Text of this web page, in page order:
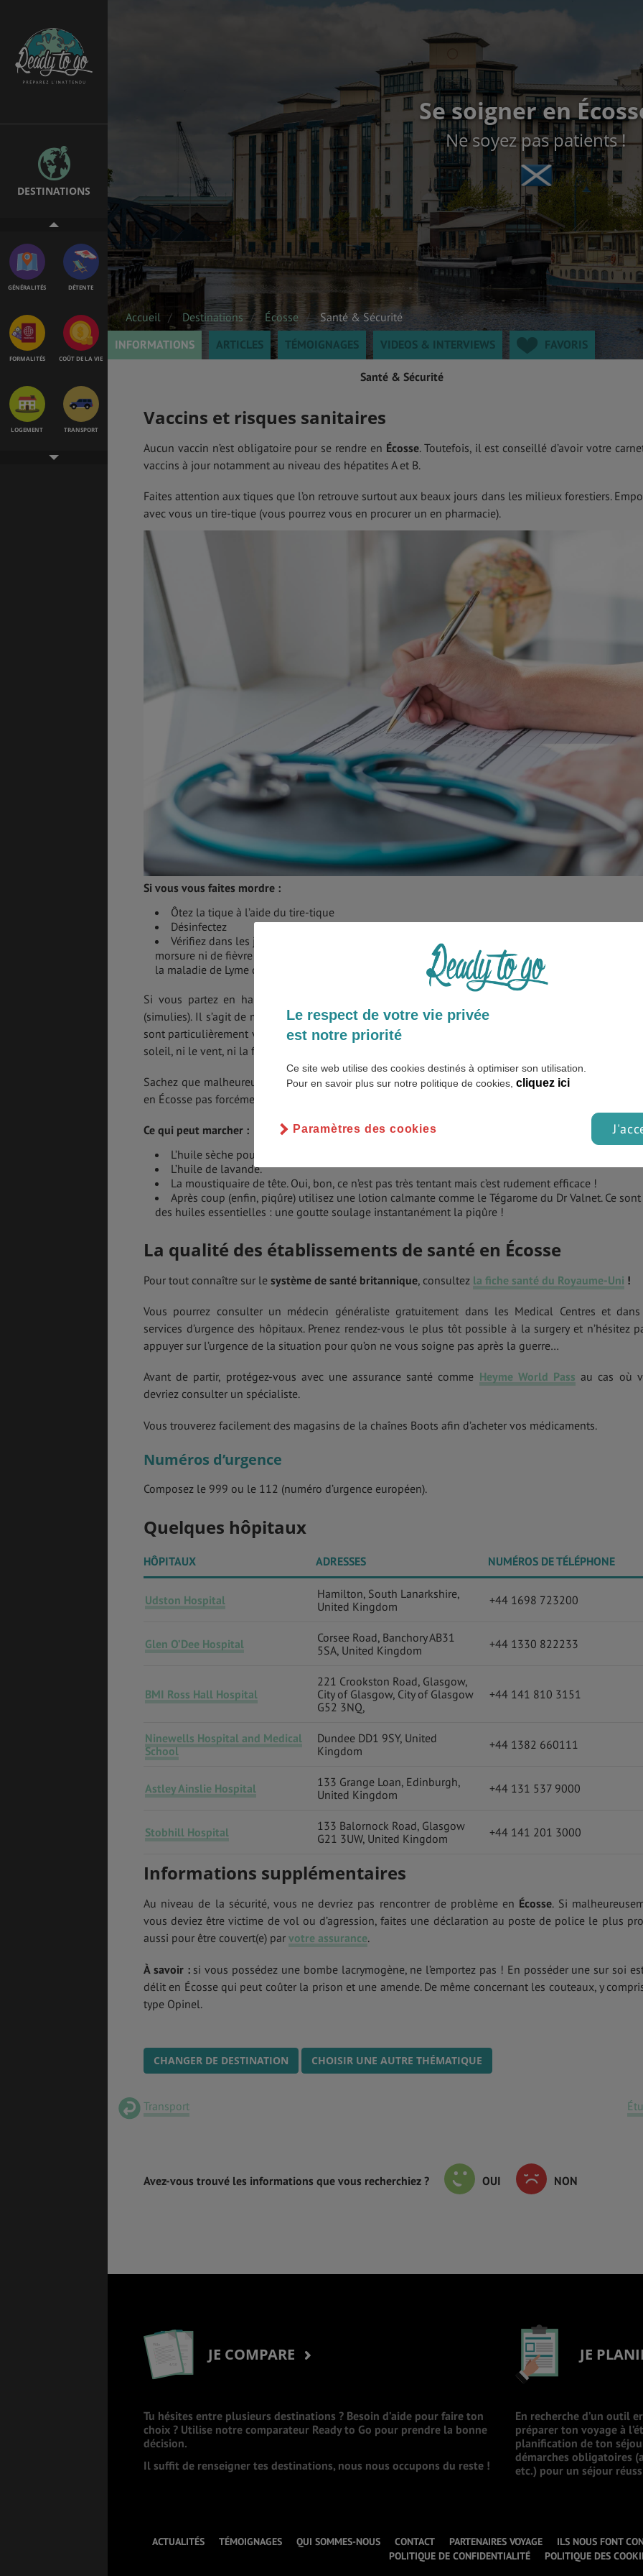
DESTINATIONS
EMPLOIS &
STAGES
BONS PLANS
GÉNÉRALITÉS DÉTENTE
FORMALITÉS COÛT DE LA VIE
LOGEMENT TRANSPORT
Se soigner en
Ne soyez pas patients !
Accueil Destinations Écosse
Santé & Sécurité
INFORMATIONS
ARTICLES TÉMOIGNAGES VIDEOS & INTERVIEWS FAVORIS
Santé & Sécurité
Vaccins et risques sanitaires
Aucun vaccin n’est obligatoire pour se rendre en Écosse. Toutefois, il est conseillé d’avoir votre
vaccins à jour notamment au niveau des hépatites A et B.
Faites attention aux tiques que l’on retrouve surtout aux beaux jours dans les milieux forestiers.
avec vous un tire-tique (vous pourrez vous en procurer un en pharmacie).
Si vous vous faites mordre :
Ôtez la tique à l’aide du tire-tique
Désinfectez
Vérifiez dans les jours qui suivent qu’il n’y ait pas d’apparition d’une auréole rose autour de la
morsure ni de fièvre sans quoi il vous faudra immédiatement consulter un médecin. La tique
la maladie de Lyme qui est une maladie très grave.
Si vous partez en haute saison, c’est-à-dire entre juin et septembre, faites très attention au
(simulies). Il s’agit de moucherons qui piquent à la manière de moustiques. Ils attaquent en
sont particulièrement voraces à l’aube et au crépuscule. Sachez qu’ils n’aiment ni le froid, ni les rayons
soleil, ni le vent, ni la fumée. Vous aurez plus de risques d’en croiser près des lochs.
Sachez que malheureusement les lotions vendues en France ne vous protégeront pas et celles
en Écosse pas forcément plus.
Ce qui peut marcher :
L’huile sèche pour le corps Skin so Soft d’Avon qui limite les piqûres.L’huile de lavande.
L’huile de lavande.
La moustiquaire de tête. Oui, bon, ce n’est pas très tentant mais c’est rudement efficace !
Après coup (enfin, piqûre) utilisez une lotion calmante comme le Tégarome du Dr Valnet. Ce sont
des huiles essentielles : une goutte soulage instantanément la piqûre !
La qualité des établissements de santé en Écosse
Pour tout connaître sur le système de santé britannique, consultez la fiche santé du Royaume-Uni !
Vous pourrez consulter un médecin généraliste gratuitement dans les Medical Centres et
services d’urgence des hôpitaux. Prenez rendez-vous le plus tôt possible à la surgery et n’hésitez
appuyer sur l’urgence de la situation pour qu’on ne vous soigne pas après la guerre…
Avant de partir, protégez-vous avec une assurance santé comme Heyme World Pass au cas où
devriez consulter un spécialiste.
Vous trouverez facilement des magasins de la chaînes Boots afin d’acheter vos médicaments.
Numéros d’urgence
Composez le 999 ou le 112 (numéro d’urgence européen).
Quelques hôpitaux
HÔPITAUX ADRESSES NUMÉROS DE TÉLÉPHONE
Udston Hospital
Hamilton, South Lanarkshire,
United Kingdom
+44 1698 723200
Glen O’Dee Hospital
Corsee Road, Banchory AB31
5SA, United Kingdom
+44 1330 822233
BMI Ross Hall Hospital
221 Crookston Road, Glasgow,
City of Glasgow, City of Glasgow
G52 3NQ,
+44 141 810 3151
Ninewells Hospital and Medical
School
Dundee DD1 9SY, United
Kingdom
+44 1382 660111
Astley Ainslie Hospital
133 Grange Loan, Edinburgh,
United Kingdom
+44 131 537 9000
Stobhill Hospital
133 Balornock Road, Glasgow
G21 3UW, United Kingdom
+44 141 201 3000
Informations supplémentaires
Au niveau de la sécurité, vous ne devriez pas rencontrer de problème en Écosse. Si
vous deviez être victime de vol ou d’agression, faites une déclaration au poste de police le plus
aussi pour être couvert(e) par votre assurance.
À savoir :si vous possédez une bombe lacrymogène, ne l’emportez pas ! En posséder une sur soi
délit en Écosse qui peut coûter la prison et une amende. De même concernant les couteaux, y
type Opinel.
CHANGER DE DESTINATION CHOISIR UNE AUTRE THÉMATIQUE
Transport
Avez-vous trouvé les informations que vous recherchiez ? OUI NON
JE COMPARE
Tu hésites entre plusieurs destinations ? Besoin d’aide pour faire ton
choix ? Utilise notre comparateur Ready to Go pour prendre la bonne
décision.
Il suffit de renseigner tes destinations, nous nous occupons du reste !
JE
En recherche d’un outil
préparer ton voyage à
planification de ton
démarches obligatoires
etc.) pour un séjour
ACTUALITÉS TÉMOIGNAGES QUI SOMMES-NOUS CONTACT PARTENAIRES VOYAGE ILS NOUS FONT
POLITIQUE DE CONFIDENTIALITÉ
POLITIQUE DES
Le respect de votre vie privée
est notre priorité
Ce site web utilise des cookies destinés à optimiser son utilisation.
Pour en savoir plus sur notre politique de cookies, cliquez ici
Paramètres des cookies